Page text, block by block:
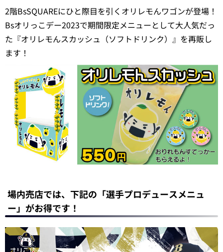
2階BsSQUAREにひと際目を引くオリレモんワゴンが登場！
Bsオリっこデー2023で期間限定メニューとして大人気だっ
た『オリレモんスカッシュ（ソフトドリンク）』を再販し
ます！
場内売店では、下記の「選手プロデュースメニュ
ー」がお得です！